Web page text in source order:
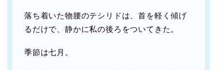
落ち着いた物腰のテシリドは、首を軽く傾げ
るだけで、静かに私の後ろをついてきた。
季節は七月。